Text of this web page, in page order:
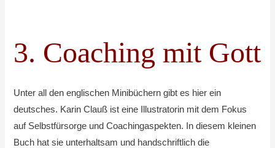
3. Coaching mit Gott
Unter all den englischen Minibüchern gibt es hier ein
deutsches. Karin Clauß ist eine Illustratorin mit dem Fokus
auf Selbstfürsorge und Coachingaspekten. In diesem kleinen
Buch hat sie unterhaltsam und handschriftlich die